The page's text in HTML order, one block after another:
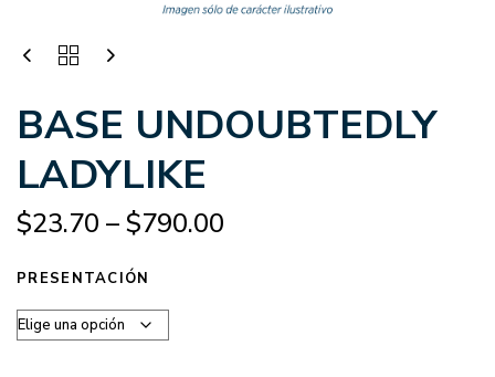
BASE UNDOUBTEDLY
LADYLIKE
$23.70 –$790.00
PRESENTACIÓN